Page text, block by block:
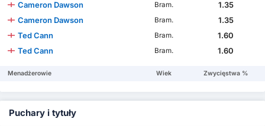
Cameron Dawson Bram.
1.35
Cameron Dawson
Bram.
1.35
Ted Cann
Bram.
1.60
Ted Cann
Bram. 1.60
Menadżerowie Wiek Zwycięstwa %
Puchary i tytuły